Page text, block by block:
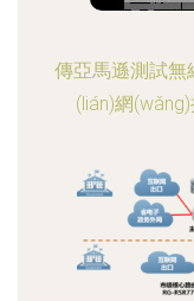
傳亞馬遜測試無
(lián)網